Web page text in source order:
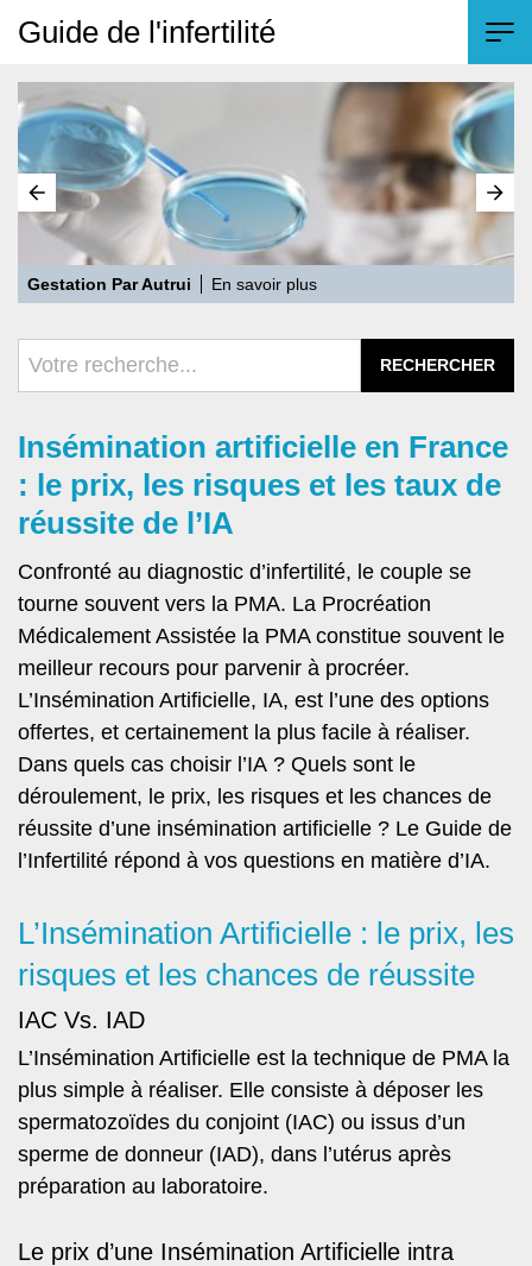
Guide de l'infertilité
Gestation Par Autrui En savoir plus
Insémination artificielle en France
: le prix, les risques et les taux de
réussite de l’IA
Confronté au diagnostic d’infertilité, le couple se
tourne souvent vers la PMA. La Procréation
Médicalement Assistée la PMA constitue souvent le
meilleur recours pour parvenir à procréer.
L’Insémination Artificielle, IA, est l’une des options
offertes, et certainement la plus facile à réaliser.
Dans quels cas choisir l’IA ? Quels sont le
déroulement, le prix, les risques et les chances de
réussite d’une insémination artificielle ? Le Guide de
l’Infertilité répond à vos questions en matière d’IA.
L’Insémination Artificielle : le prix, les
risques et les chances de réussite
IAC Vs. IAD
L’Insémination Artificielle est la technique de PMA la
plus simple à réaliser. Elle consiste à déposer les
spermatozoïdes du conjoint (IAC) ou issus d’un
sperme de donneur (IAD), dans l’utérus après
préparation au laboratoire.
Le prix d’une Insémination Artificielle intra